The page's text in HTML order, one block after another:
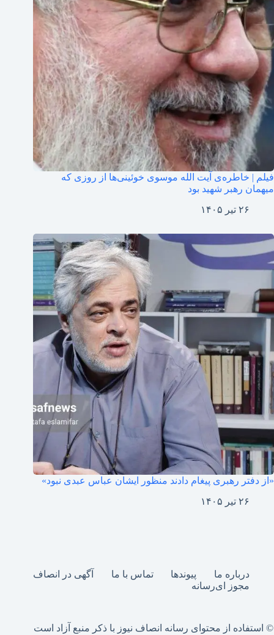
فیلم‌ | خاطره‌ی آیت الله موسوی خوئینی‌ها از روزی که
میهمان رهبر شهید بود
۲۶ تیر ۱۴۰۵
«از دفتر رهبری پیغام دادند منظور ایشان عباس عبدی نبود»
۲۶ تیر ۱۴۰۵
درباره ما پیوندها تماس با ما
آگهی در انصاف
مجوز ای‌رسانه
© استفاده از محتوای رسانه انصاف نیوز با ذکر منبع آزاد است